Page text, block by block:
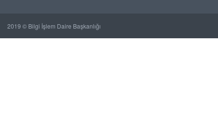
2019 © Bilgi İşlem Daire Başkanlığı